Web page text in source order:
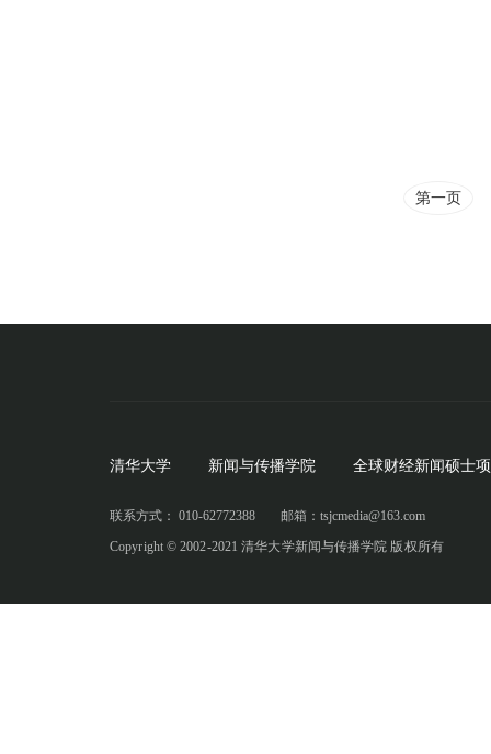
第一页
清华大学 新闻与传播学院 全球财经新闻硕士
联系方式： 010-62772388
邮箱：tsjcmedia@163.com
Copyright © 2002-2021 清华大学新闻与传播学院 版权所有